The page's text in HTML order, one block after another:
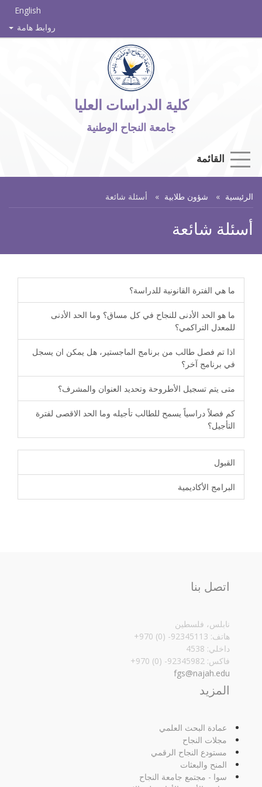
English
روابط هامة
كلية الدراسات العليا
جامعة النجاح الوطنية
القائمة
الرئيسية شؤون طلابية أسئلة شائعة
أسئلة شائعة
ما هي الفترة القانونية للدراسة؟
ما هو الحد الأدنى للنجاح في كل مساق؟ وما الحد الأدنى
للمعدل التراكمي؟
اذا تم فصل طالب من برنامج الماجستير، هل يمكن ان يسجل
في برنامج آخر؟
متى يتم تسجيل الأطروحة وتحديد العنوان والمشرف؟
كم فصلاً دراسياً يسمح للطالب تأجيله وما الحد الاقصى لفترة
التأجيل؟
القبول
البرامج الأكاديمية
اتصل بنا
نابلس، فلسطين
هاتف: 92345113- (0) 970+
داخلي: 4538
فاكس: 92345982- (0) 970+‏
fgs@najah.edu
المزيد
عمادة البحث العلمي
مجلات النجاح
مستودع النجاح الرقمي
المنح والبعثات
سوا - مجتمع جامعة النجاح